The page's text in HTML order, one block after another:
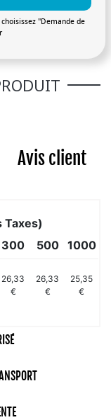
"Demande de
Avis client
Taxes)
300 500 1000
26,33
€
26,33
€
25,35
€